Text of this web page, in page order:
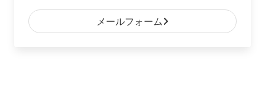
メールフォーム